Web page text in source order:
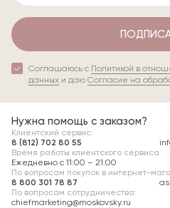
Соглашаюсь с Политикой в
данных и даю Согласие на
Нужна помощь с заказом?
Клиентский сервис:
8 (812) 702 80 55
Время работы клиентского сервиса:
Ежедневно с 11:00 – 21:00
По вопросам сотрудничества:
chiefmarketing@moskovsky.ru
По вопросам покупок в интернет-
8 800 301 78 87